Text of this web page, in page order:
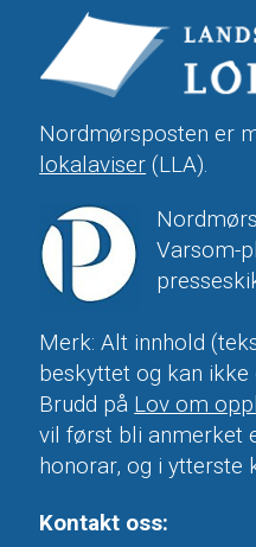
Nordmørsposten er
lokalaviser (LLA).
Varsom-
Merk: Alt innhold
beskyttet og kan ikke
Brudd på Lov om
vil først bli anmerket
honorar, og i ytterste
Kontakt oss: